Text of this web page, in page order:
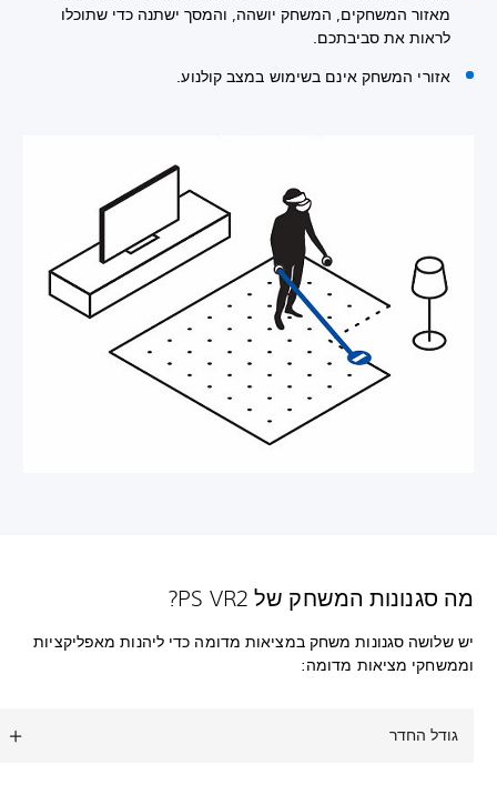
מאזור המשחקים, המשחק יושהה, והמסך ישתנה כדי שתוכלו
לראות את סביבתכם.
אזורי המשחק אינם בשימוש במצב קולנוע.
מה סגנונות המשחק של PS VR2?
יש שלושה סגנונות משחק במציאות מדומה כדי ליהנות מאפליקציות
וממשחקי מציאות מדומה:
גודל החדר